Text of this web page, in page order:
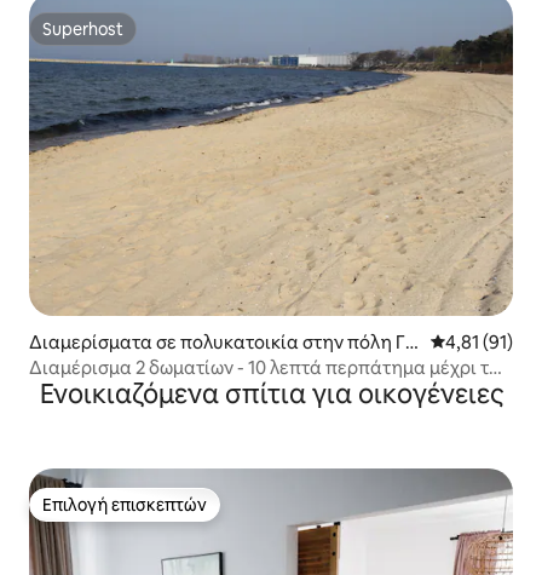
Superhost
Superhost
Διαμερίσματα σε πολυκατοικία στην πόλη Γκ
ντανσκ
Μέση
4,81 (91)
Διαμέρισμα 2 δωματίων - 10 λεπτά περπάτημα μέχρι την
παραλία
Ενοικιαζόμενα σπίτια για οικογένειες
Επιλογή επισκεπτών
Επιλογή επισκεπτών